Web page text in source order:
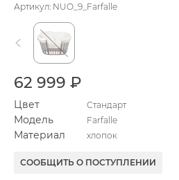
Артикул: NUO_9_Farfalle
62 999 ₽
Цвет Стандарт
Модель Farfalle
Материал хлопок
СООБЩИТЬ О ПОСТУПЛЕНИИ